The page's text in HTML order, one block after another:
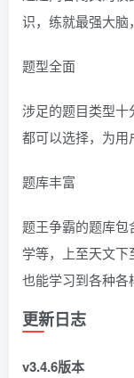
识，练就最强大脑
题型全面
涉足的题目类型十
都可以选择，为用
题库丰富
题王争霸的题库
学等，上至天文
也能学习到各种各
更新日志
v3.4.6版本